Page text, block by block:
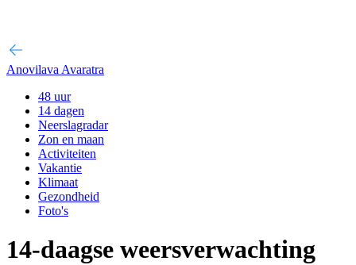
Anovilava Avaratra
48 uur
14 dagen
Neerslagradar
Zon en maan
Activiteiten
Vakantie
Klimaat
Gezondheid
Foto's
14-daagse weersverwachting